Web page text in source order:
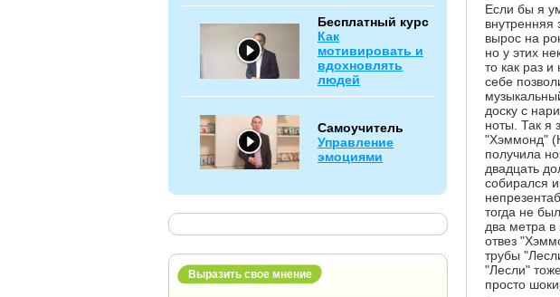
Бесплатный курс
Как
мотивировать и
вдохновлять
людей
Самоучитель
Управление
эмоциями
Выразить свое мнение
Если бы я
внутренняя
вырос на
но у этих
то как раз
себе
доску с
ноты. Так я
"Хэммонд"
получила
двадцать
собирался
тогда не
два метра
отвез
трубы
"Лесли"
просто